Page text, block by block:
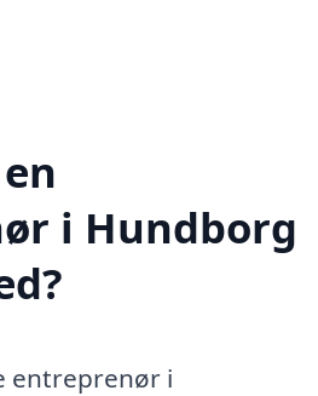
i Hundborg
entreprenør i